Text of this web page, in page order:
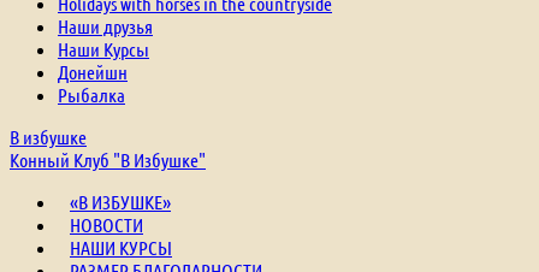
Наши друзья
Наши Курсы
Донейшн
Рыбалка
В избушке
Конный Клуб "В Избушке"
«В ИЗБУШКЕ»
НОВОСТИ
НАШИ КУРСЫ